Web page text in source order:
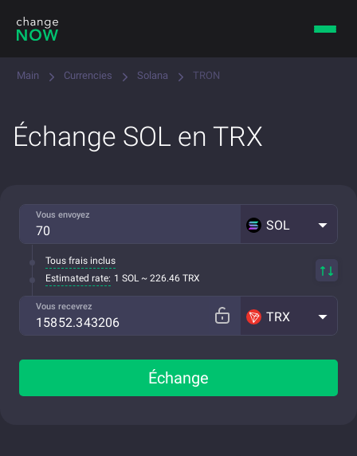
Main Currencies Solana TRON
Échange SOL en TRX
Vous envoyez
SOL
Tous frais inclus
Estimated rate: 1 SOL ~ 226.46 TRX
Vous recevrez
TRX
Échange